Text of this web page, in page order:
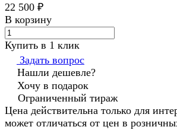
22 500 ₽
В корзину
Купить в 1 клик
Задать вопрос
Нашли дешевле?
Хочу в подарок
Ограниченный тираж
Цена действительна только для
может отличаться от цен в